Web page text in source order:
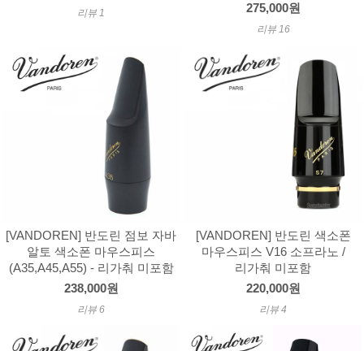
리뷰 1
275,000원
리뷰 16
[VANDOREN] 반도린 점보 자바
알토 색소폰 마우스피스
(A35,A45,A55) - 리가춰 미포함
238,000원
리뷰 6
[VANDOREN] 반도린 색소폰
마우스피스 V16 소프라노 /
리가춰 미포함
220,000원
리뷰 4